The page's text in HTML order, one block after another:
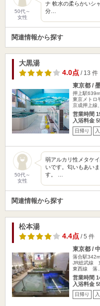
50代～
女性
ナ 軟水の柔らかいシ
分…
関連情報から探す
大黒湯
4.0点 / 13 件
東京都 /
押上駅639m
東京メトロ
京成押上線
営業時間
入浴料金
日帰り
50代～
女性
弱アルカリ性メタケ
いです。匂いもあい
す。 …
関連情報から探す
松本湯
4.4点 / 5 件
東京都 /
落合駅342m
JR総武線
東西線 落…
営業時間
入浴料金
日帰り